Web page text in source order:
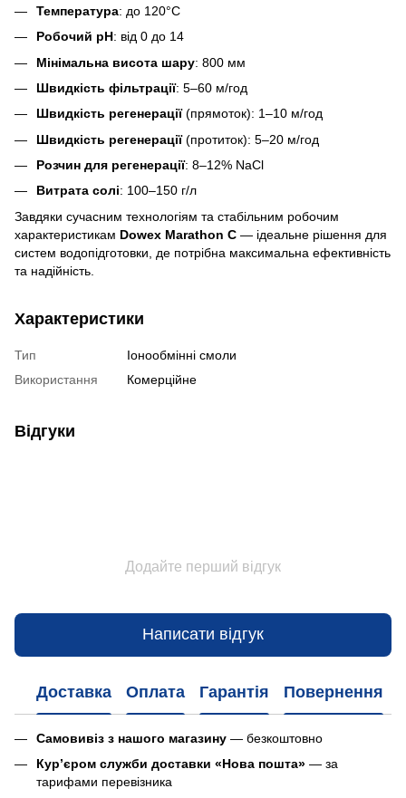
Температура: до 120°C
Робочий pH: від 0 до 14
Мінімальна висота шару: 800 мм
Швидкість фільтрації: 5–60 м/год
Швидкість регенерації(прямоток): 1–10 м/год
Швидкість регенерації(протиток): 5–20 м/год
Розчин для регенерації: 8–12% NaCl
Витрата солі: 100–150 г/л
Завдяки сучасним технологіям та стабільним робочим
характеристикам Dowex Marathon C — ідеальне рішення для
систем водопідготовки, де потрібна максимальна ефективність
та надійність.
Характеристики
Тип
Іонообмінні смоли
Використання
Комерційне
Відгуки
Додайте перший відгук
Написати відгук
Доставка Оплата Гарантія Повернення
Самовивіз з нашого магазину — безкоштовно
Кур’єром служби доставки «Нова пошта» — за
тарифами перевізника